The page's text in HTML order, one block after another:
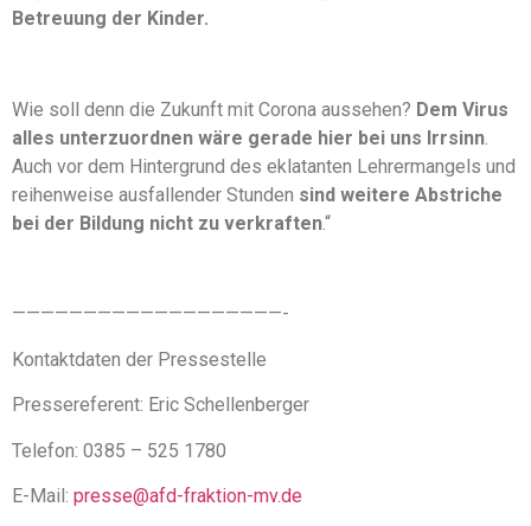
Betreuung der Kinder.
Wie soll denn die Zukunft mit Corona aussehen? Dem Virus
alles unterzuordnen wäre gerade hier bei uns Irrsinn
Auch vor dem Hintergrund des eklatanten Lehrermangels und
reihenweise ausfallender Stunden sind weitere Abstriche
bei der Bildung nicht zu verkraften.“
———————————————————-
Kontaktdaten der Pressestelle
Pressereferent: Eric Schellenberger
Telefon: 0385 – 525 1780
E-Mail: presse@afd-fraktion-mv.de